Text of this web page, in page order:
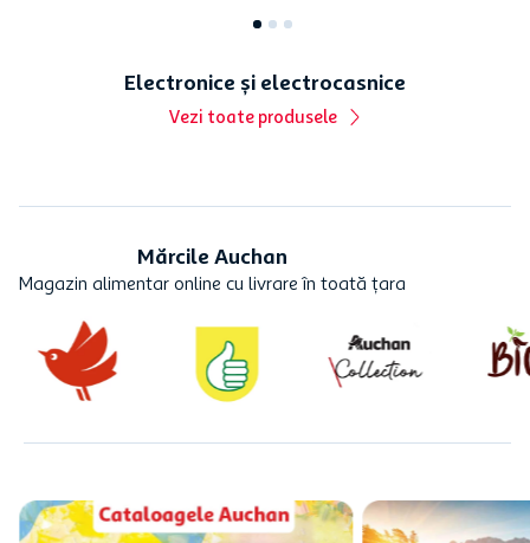
Electronice și electrocasnice
Vezi toate produsele
Mărcile Auchan
Magazin alimentar online cu livrare în toată țara